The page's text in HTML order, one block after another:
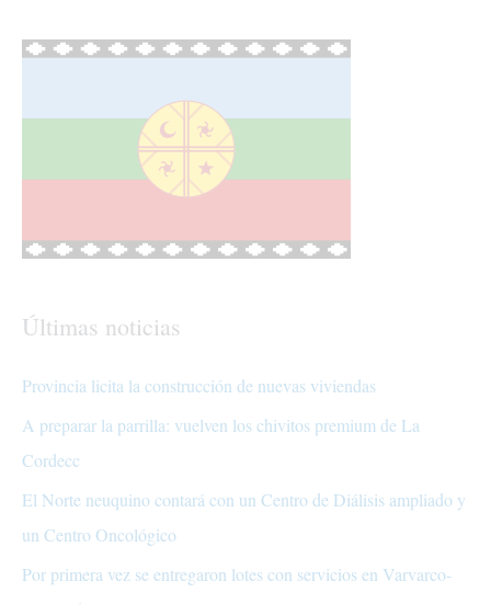
Últimas noticias
Provincia licita la construcción de nuevas viviendas
A preparar la parrilla: vuelven los chivitos premium de La
Cordecc
El Norte neuquino contará con un Centro de Diálisis ampliado y
un Centro Oncológico
Por primera vez se entregaron lotes con servicios en Varvarco-